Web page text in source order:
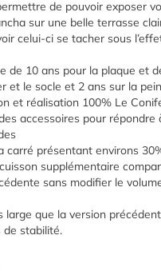
de pouvoir exposer
sur une belle terrasse
celui-ci se tacher sous
de 10 ans pour la plaque et
et le socle et 2 ans sur la
et réalisation 100% Le
accessoires pour répondre
carré présentant environs
supplémentaire
sans modifier le
large que la version
de stabilité.